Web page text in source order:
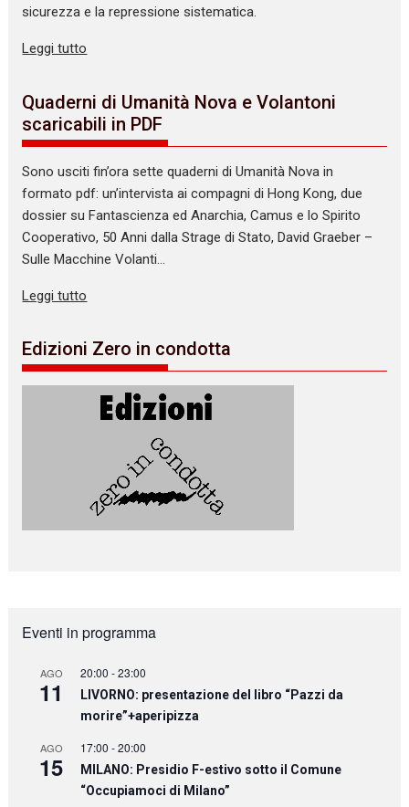
sicurezza e la repressione sistematica.
Leggi tutto
Quaderni di Umanità Nova e Volantoni
scaricabili in PDF
Sono usciti fin’ora sette quaderni di Umanità Nova in
formato pdf: un’intervista ai compagni di Hong Kong, due
dossier su Fantascienza ed Anarchia, Camus e lo Spirito
Cooperativo, 50 Anni dalla Strage di Stato, David Graeber –
Sulle Macchine Volanti…
Leggi tutto
Edizioni Zero in condotta
Eventi in programma
AGO
11
20:00 -23:00
LIVORNO: presentazione del libro “Pazzi da
morire”+aperipizza
AGO
15
17:00 -20:00
MILANO: Presidio F-estivo sotto il Comune
“Occupiamoci di Milano”